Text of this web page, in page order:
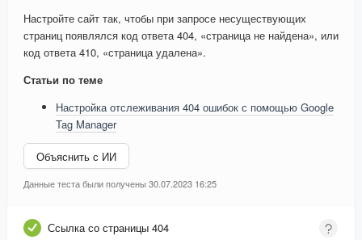
Настройте сайт так, чтобы при запросе несуществующих
страниц появлялся код ответа 404, «страница не найдена», или
код ответа 410, «страница удалена».
Статьи по теме
Настройка отслеживания 404 ошибок с помощью Google
Tag Manager
Объяснить с ИИ
Данные теста были получены 30.07.2023 16:25
Ссылка со страницы 404